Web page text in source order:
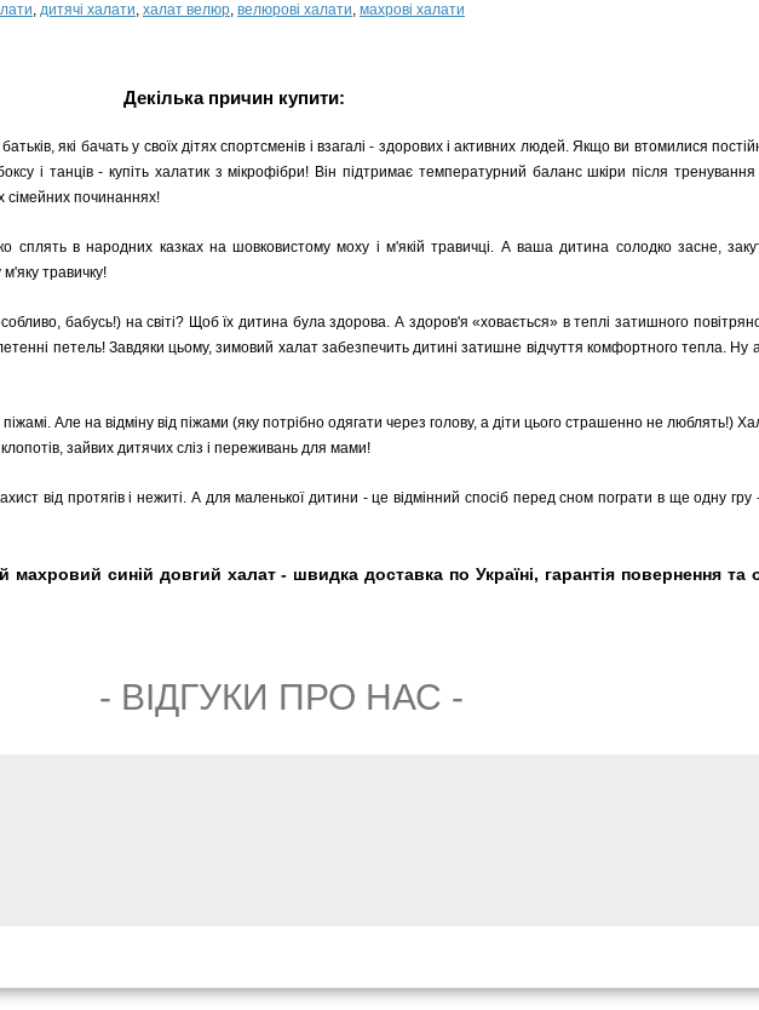
, дитячі халати, халат велюр, велюрові халати, махрові халати
Декілька причин купити:
які бачать у своїх дітях спортсменів і взагалі - здорових і активних людей. Якщо ви втомилися
і танців - купіть халатик з мікрофібри! Він підтримає температурний баланс шкіри після
сімейних починаннях!
сплять в народних казках на шовковистому моху і м'якій травичці. А ваша дитина солодко засне,
травичку!
бабусь!) на світі? Щоб їх дитина була здорова. А здоров'я «ховається» в теплі затишного
петель! Завдяки цьому, зимовий халат забезпечить дитині затишне відчуття комфортного тепла.
Але на відміну від піжами (яку потрібно одягати через голову, а діти цього страшенно не люблять!)
зайвих дитячих сліз і переживань для мами!
від протягів і нежиті. А для маленької дитини - це відмінний спосіб перед сном пограти в ще одну
махровий синій довгий халат - швидка доставка по Україні, гарантія повернення та
- ВIДГУКИ ПРО НАС -